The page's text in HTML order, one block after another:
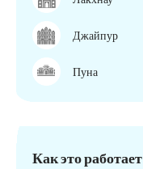
Джайпур
Пуна
Как это работает